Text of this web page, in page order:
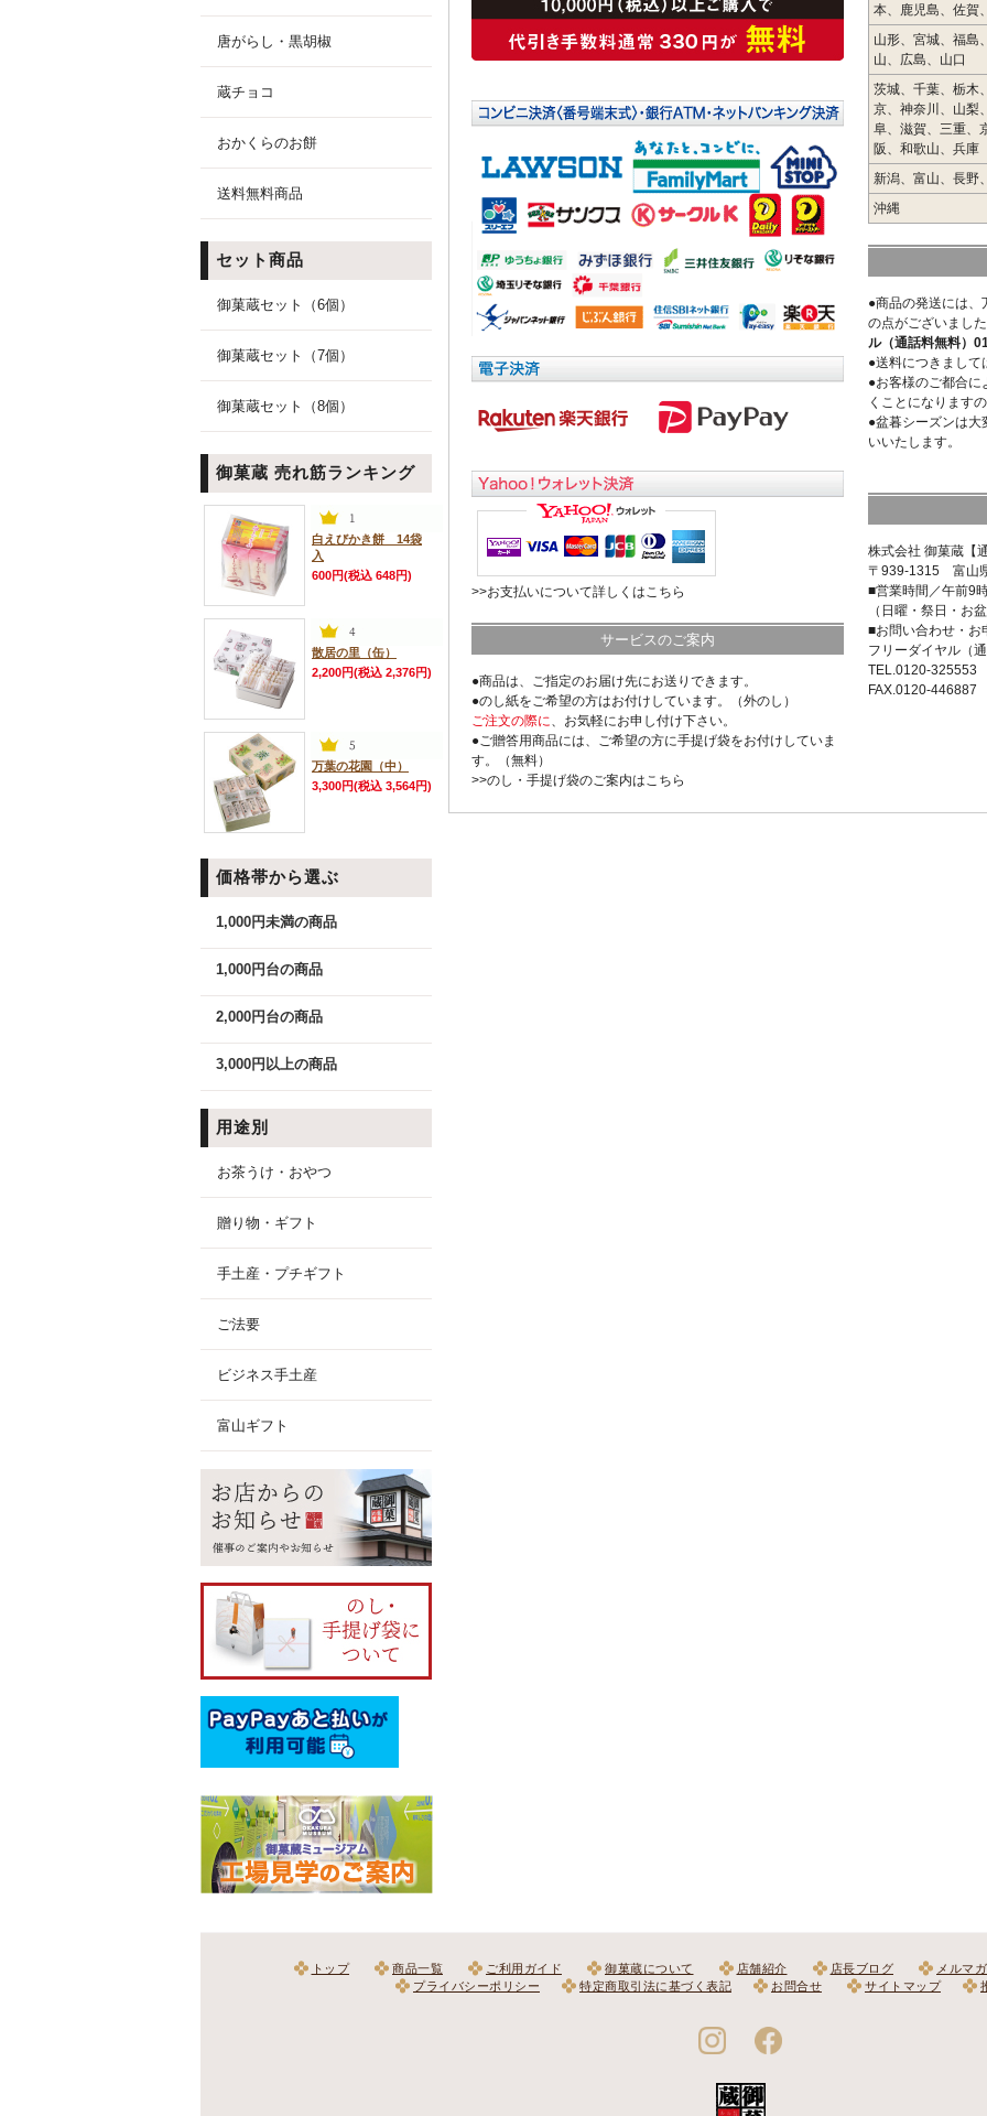
唐がらし・黒胡椒
蔵チョコ
おかくらのお餅
送料無料商品
セット商品
御菓蔵セット（6個）
御菓蔵セット（7個）
御菓蔵セット（8個）
御菓蔵 売れ筋ランキング
白えびかき餅 14袋
入
600円(税込 648円)
散居の里（缶）
2,200円(税込 2,376円)
万葉の花園（中）
3,300円(税込 3,564円)
価格帯から選ぶ
1,000円未満の商品
1,000円台の商品
2,000円台の商品
3,000円以上の商品
用途別
お茶うけ・おやつ
贈り物・ギフト
手土産・プチギフト
ご法要
ビジネス手土産
富山ギフト
>>お支払いについて詳しくはこちら
サービスのご案内
●商品は、ご指定のお届け先にお送りできます。
●のし紙をご希望の方はお付けしています。（外のし）
ご注文の際に、お気軽にお申し付け下さい。
●ご贈答用商品には、ご希望の方に手提げ袋をお付けしていま
す。（無料）
>>のし・手提げ袋のご案内はこちら
本、鹿児島、佐賀
山形、宮城、福島
山、広島、山口
茨城、千葉、栃木
京、神奈川、山梨
阜、滋賀、三重、
阪、和歌山、兵庫
新潟、富山、長野
沖縄
●商品の発送には、
の点がございまし
ル（通話料無料）
●送料につきまして
●お客様のご都合に
くことになります
●盆暮シーズンは大
いいたします。
株式会社 御菓蔵【
〒939-1315 富山
■営業時間／午前9
（日曜・祭日・お
■お問い合わせ・お
フリーダイヤル（通
TEL.0120-325553
FAX.0120-446887
トップ 商品一覧 ご利用ガイド 御菓蔵について 店舗紹介 店長ブログ メルマ
プライバシーポリシー
特定商取引法に基づく表記 お問合せ サイトマップ